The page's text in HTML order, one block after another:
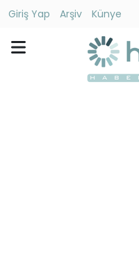
Giriş Yap Arşiv
Künye